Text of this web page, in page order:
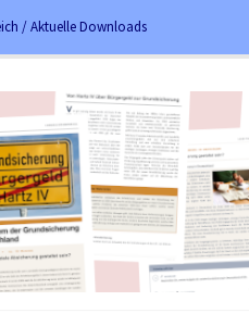
/ Aktuelle Downloads